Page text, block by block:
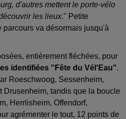
d'autres mettent le porte-vélo
les lieux." Petite
parcours va désormais jusqu'à
entièrement fléchées, pour
identifiées "Fête du Vél'Eau".
Roeschwoog, Sessenheim,
Drusenheim, tandis que la boucle
Herrlisheim, Offendorf,
agrémenter le tout, 12 points de